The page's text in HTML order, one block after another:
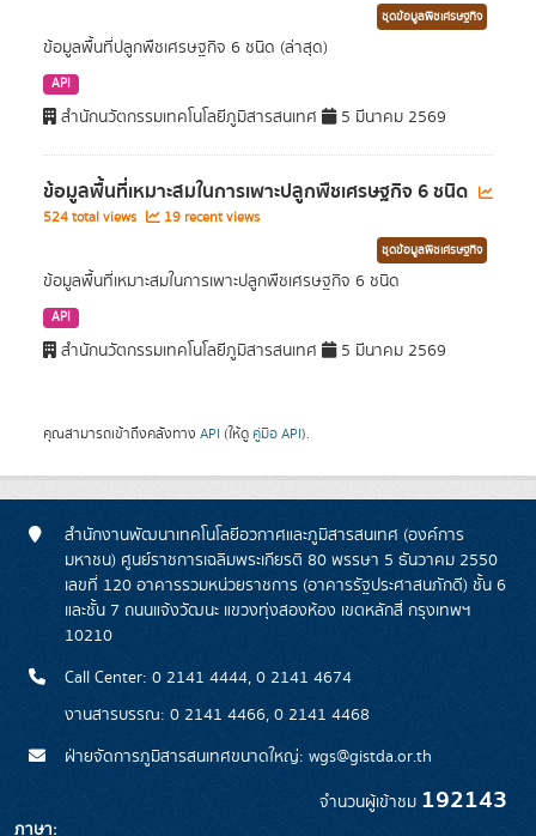
ชุดข้อมูลพืชเศรษฐกิจ
ข้อมูลพื้นที่ปลูกพืชเศรษฐกิจ 6 ชนิด (ล่าสุด)
API
สำนักนวัตกรรมเทคโนโลยีภูมิสารสนเทศ 5 มีนาคม 2569
ข้อมูลพื้นที่เหมาะสมในการเพาะปลูกพืชเศรษฐกิจ 6 ชนิด
524 total views 19 recent views
ชุดข้อมูลพืชเศรษฐกิจ
ข้อมูลพื้นที่เหมาะสมในการเพาะปลูกพืชเศรษฐกิจ 6 ชนิด
API
สำนักนวัตกรรมเทคโนโลยีภูมิสารสนเทศ 5 มีนาคม 2569
คุณสามารถเข้าถึงคลังทาง API (ให้ดู คู่มือ API).
สำนักงานพัฒนาเทคโนโลยีอวกาศและภูมิสารสนเทศ (องค์การ
มหาชน) ศูนย์ราชการเฉลิมพระเกียรติ 80 พรรษา 5 ธันวาคม 2550
เลขที่ 120 อาคารรวมหน่วยราชการ (อาคารรัฐประศาสนภักดี) ชั้น 6
และชั้น 7 ถนนแจ้งวัฒนะ แขวงทุ่งสองห้อง เขตหลักสี่ กรุงเทพฯ
10210
Call Center: 0 2141 4444, 0 2141 4674
งานสารบรรณ: 0 2141 4466, 0 2141 4468
ฝ่ายจัดการภูมิสารสนเทศขนาดใหญ่: wgs@gistda.or.th
จำนวนผู้เข้าชม 192143
ภาษา